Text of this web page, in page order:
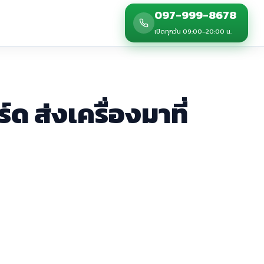
097-999-8678
เปิดทุกวัน 09:00–20:00 น.
ส่งเครื่องมาที่